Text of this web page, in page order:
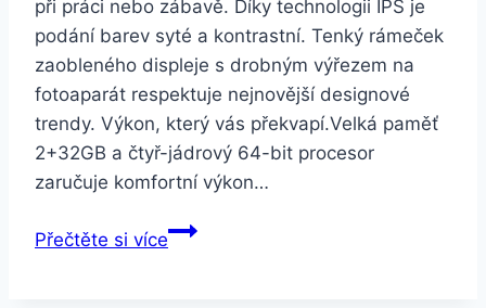
při práci nebo zábavě. Díky technologii IPS je
podání barev syté a kontrastní. Tenký rámeček
zaobleného displeje s drobným výřezem na
fotoaparát respektuje nejnovější designové
trendy. Výkon, který vás překvapí.Velká paměť
2+32GB a čtyř-jádrový 64-bit procesor
zaručuje komfortní výkon…
Přečtěte si víceAligator